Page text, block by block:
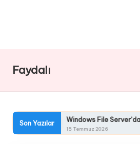
Faydalı
Son Yazılar
Windows File Server’da Access-
15 Temmuz 2026